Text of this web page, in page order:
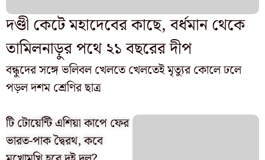
বন্ধুদের সঙ্গে ভলিবল খেলতে খেলতেই মৃত্যুর কোলে ঢলে
পড়ল দশম শ্রেণির ছাত্র
টি টোয়েন্টি এশিয়া কাপে ফের
ভারত-পাক দ্বৈরথ, কবে
দণ্ডী কেটে মহাদেবের কাছে, বর্ধমান থেকে
তামিলনাড়ুর পথে ২১ বছরের দীপ